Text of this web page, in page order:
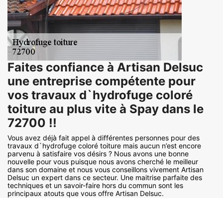
Faites confiance à Artisan Delsuc
une entreprise compétente pour
vos travaux d`hydrofuge coloré
toiture au plus vite à Spay dans le
72700 !!
Vous avez déjà fait appel à différentes personnes pour des
travaux d`hydrofuge coloré toiture mais aucun n’est encore
parvenu à satisfaire vos désirs ? Nous avons une bonne
nouvelle pour vous puisque nous avons cherché le meilleur
dans son domaine et nous vous conseillons vivement Artisan
Delsuc un expert dans ce secteur. Une maitrise parfaite des
techniques et un savoir-faire hors du commun sont les
principaux atouts que vous offre Artisan Delsuc.